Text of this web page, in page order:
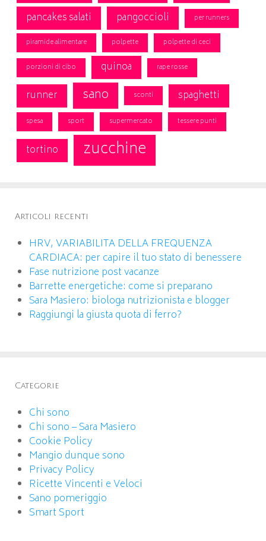
pancakes salati
pangoccioli per runners
piramide alimentare polpette polpette di ceci
porzioni di cibo quinoa rape rosse
runner sano sconti spaghetti
spesa sport supermercato tessere punti
tortino zucchine
Articoli recenti
HRV, VARIABILITA DELLA FREQUENZA
CARDIACA: per capire il tuo stato di benessere
Fase nutrizione post vacanze
Barrette energetiche: come si preparano
Sara Masiero: biologa nutrizionista e blogger
Raggiungi la giusta quota di ferro?
Categorie
Chi sono
Chi sono – Sara Masiero
Cookie Policy
Mangio dunque sono
Privacy Policy
Ricette Vincenti e Veloci
Sano pomeriggio
Smart Sport